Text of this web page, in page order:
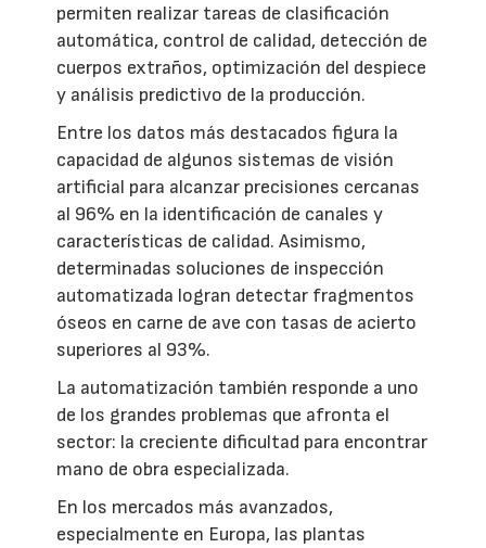
permiten realizar tareas de clasificación
automática, control de calidad, detección de
cuerpos extraños, optimización del despiece
y análisis predictivo de la producción.
Entre los datos más destacados figura la
capacidad de algunos sistemas de visión
artificial para alcanzar precisiones cercanas
al 96% en la identificación de canales y
características de calidad. Asimismo,
determinadas soluciones de inspección
automatizada logran detectar fragmentos
óseos en carne de ave con tasas de acierto
superiores al 93%.
La automatización también responde a uno
de los grandes problemas que afronta el
sector: la creciente dificultad para encontrar
mano de obra especializada.
En los mercados más avanzados,
especialmente en Europa, las plantas